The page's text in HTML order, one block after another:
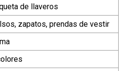
de llaveros
zapatos, prendas de vestir